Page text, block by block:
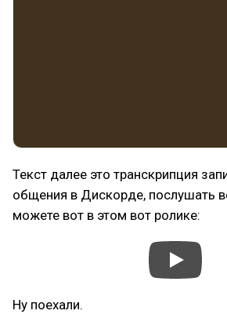
Текст далее это транскрипция
общения в Дискорде, послушать
можете вот в этом вот ролике:
Ну поехали.